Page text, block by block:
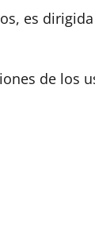
es
de los